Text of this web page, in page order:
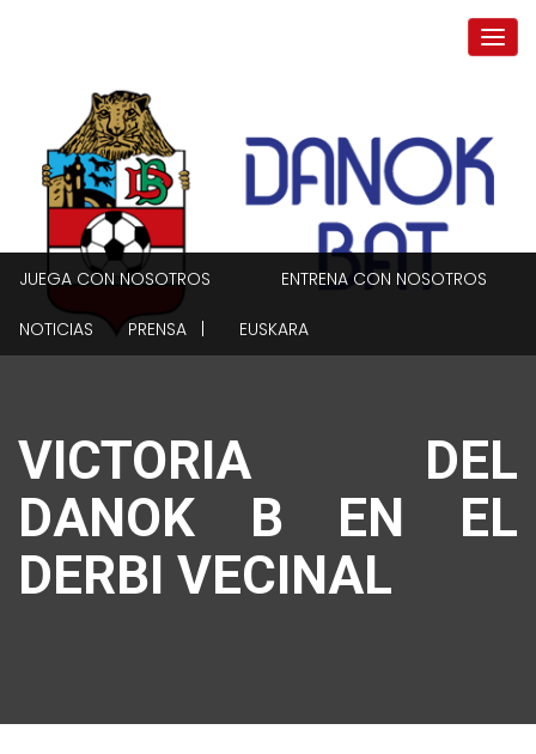
JUEGA CON NOSOTROS ENTRENA CON NOSOTROS
NOTICIAS PRENSA | EUSKARA
VICTORIA DEL
DANOK B EN EL
DERBI VECINAL